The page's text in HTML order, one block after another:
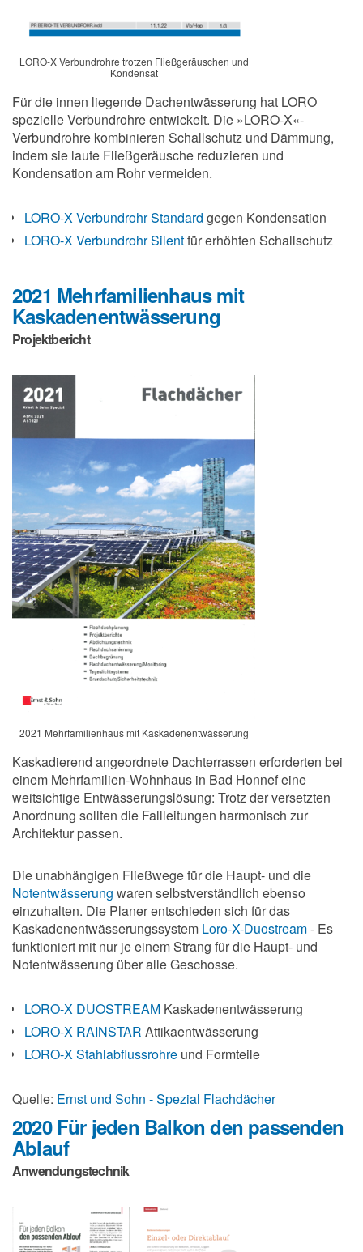
LORO-X Verbundrohre trotzen Fließgeräuschen und
Kondensat
Für die innen liegende Dachentwässerung hat LORO
spezielle Verbundrohre entwickelt. Die »LORO-X«-
Verbundrohre kombinieren Schallschutz und Dämmung,
indem sie laute Fließgeräusche reduzieren und
Kondensation am Rohr vermeiden.
LORO-X Verbundrohr Standard gegen Kondensation
LORO-X Verbundrohr Silentfür erhöhten Schallschutz
2021 Mehrfamilienhaus mit
Kaskadenentwässerung
Projektbericht
2021 Mehrfamilienhaus mit Kaskadenentwässerung
Kaskadierend angeordnete Dachterrassen erforderten bei
einem Mehrfamilien-Wohnhaus in Bad Honnef eine
weitsichtige Entwässerungslösung: Trotz der versetzten
Anordnung sollten die Fallleitungen harmonisch zur
Architektur passen.
Die unabhängigen Fließwege für die Haupt- und die
Notentwässerung waren selbstverständlich ebenso
einzuhalten. Die Planer entschieden sich für das
Kaskadenentwässerungssystem Loro-X-Duostream- Es
funktioniert mit nur je einem Strang für die Haupt- und
Notentwässerung über alle Geschosse.
LORO-X DUOSTREAM Kaskadenentwässerung
LORO-X RAINSTAR Attikaentwässerung
LORO-X Stahlabflussrohre und Formteile
Quelle: Ernst und Sohn - Spezial Flachdächer
2020 Für jeden Balkon den passenden
Ablauf
Anwendungstechnik